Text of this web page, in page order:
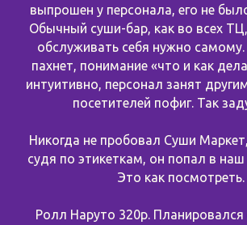
выпрошен у персонала, его не
Обычный суши-бар, как во всех
обслуживать себя нужно
пахнет, понимание «что и как
интуитивно, персонал занят
посетителей пофиг. Так
Никогда не пробовал Суши
судя по этикеткам, он попал в
Это как посмотреть.
Ролл Наруто 320р. Планировался